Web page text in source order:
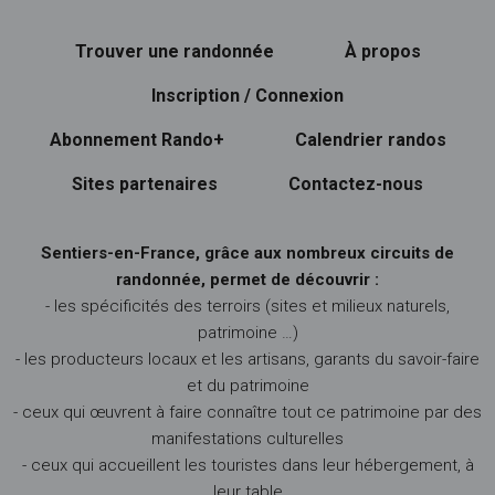
Trouver une randonnée À propos
Inscription / Connexion
Abonnement Rando+ Calendrier randos
Sites partenaires Contactez-nous
Sentiers-en-France, grâce aux nombreux circuits de
randonnée, permet de découvrir :
- les spécificités des terroirs (sites et milieux naturels,
patrimoine …)
- les producteurs locaux et les artisans, garants du savoir-faire
et du patrimoine
- ceux qui œuvrent à faire connaître tout ce patrimoine par des
manifestations culturelles
- ceux qui accueillent les touristes dans leur hébergement, à